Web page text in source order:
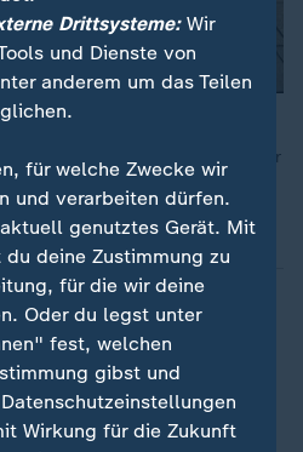
ihren Alltag mental belastet, so
Mütter haben das Gefühl, immer
die Kürzungen im Etat
kritisch. Dieser werde im
Prozent schrumpfen, bis
Drittsysteme:Wir
und Dienste von
anderem um das Teilen
für welche Zwecke wir
und verarbeiten dürfen.
genutztes Gerät. Mit
deine Zustimmung zu
für die wir deine
Oder du legst unter
fest, welchen
gibst und
Wirkung für die Zukunft